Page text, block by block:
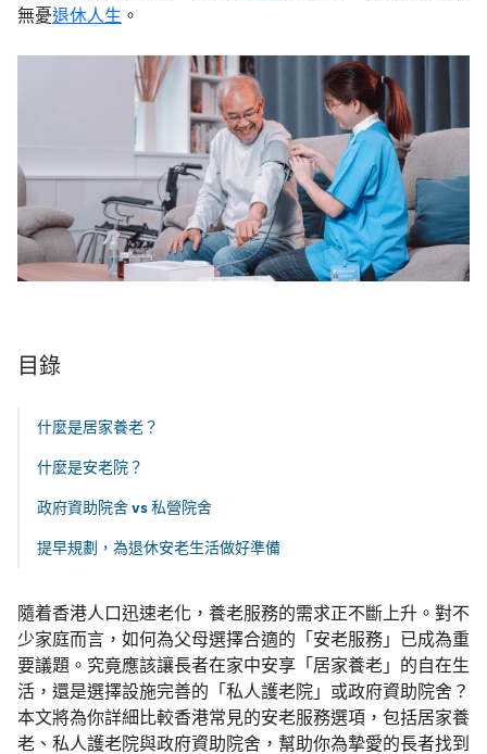
無憂退休人生 。
目錄
什麼是居家養老？
什麼是安老院？
政府資助院舍 vs 私營院舍
提早規劃，為退休安老生活做好準備
隨着香港人口迅速老化，養老服務的需求正不斷上升。對不
少家庭而言，如何為父母選擇合適的「安老服務」已成為重
要議題。究竟應該讓長者在家中安享「居家養老」的自在生
活，還是選擇設施完善的「私人護老院」或政府資助院舍？
本文將為你詳細比較香港常見的安老服務選項，包括居家養
老、私人護老院與政府資助院舍，幫助你為摯愛的長者找到